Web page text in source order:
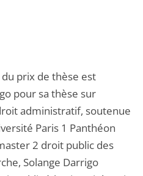
prix de thèse est
pour sa thèse sur
administratif, soutenue
Paris 1 Panthéon
2 droit public des
Solange Darrigo